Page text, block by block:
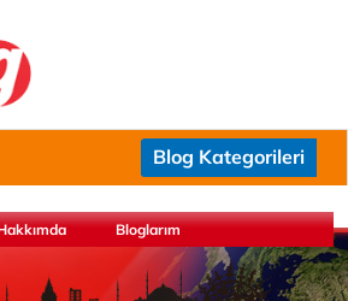
Blog Kategorileri
Bloglarım